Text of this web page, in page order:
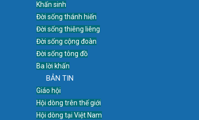
Khấn sinh
Đời sống thánh hiến
Đời sống thiêng liêng
Đời sống cộng đoàn
Đời sống tông đồ
Ba lời khấn
BẢN TIN
Giáo hội
Hội dòng trên thế giới
Hội dòng tại Việt Nam